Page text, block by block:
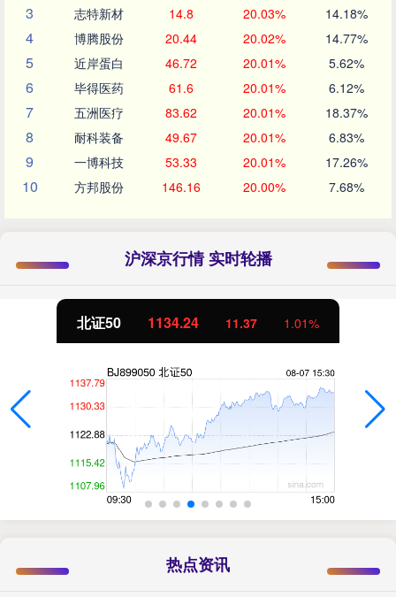
3 志特新材 14.8 20.03% 14.18%
4 博腾股份 20.44 20.02% 14.77%
5 近岸蛋白 46.72 20.01% 5.62%
6 毕得医药 61.6 20.01% 6.12%
7 五洲医疗 83.62 20.01% 18.37%
8 耐科装备 49.67 20.01% 6.83%
9 一博科技 53.33 20.01% 17.26%
10 方邦股份 146.16 20.00% 7.68%
沪深京行情 实时轮播
北证50 1134.24 11.37 1.01%
热点资讯